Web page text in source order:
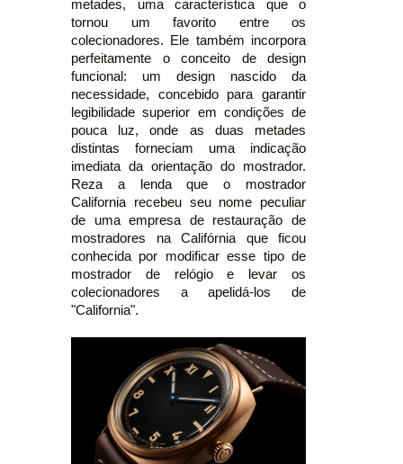
metades, uma característica que o
tornou um favorito entre os
colecionadores. Ele também incorpora
perfeitamente o conceito de design
funcional: um design nascido da
necessidade, concebido para garantir
legibilidade superior em condições de
pouca luz, onde as duas metades
distintas forneciam uma indicação
imediata da orientação do mostrador.
Reza a lenda que o mostrador
California recebeu seu nome peculiar
de uma empresa de restauração de
mostradores na Califórnia que ficou
conhecida por modificar esse tipo de
mostrador de relógio e levar os
colecionadores a apelidá-los de
"California".